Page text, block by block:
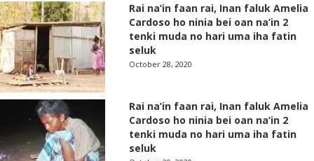
Rai na’in faan rai, Inan faluk Amelia
Cardoso ho ninia bei oan na’in 2
tenki muda no hari uma iha fatin
seluk
October 28, 2020
Rai na’in faan rai, Inan faluk Amelia
Cardoso ho ninia bei oan na’in 2
tenki muda no hari uma iha fatin
seluk